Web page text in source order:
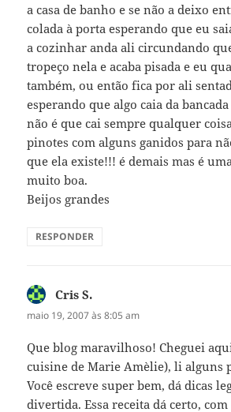
a casa de banho e se não a deixo
colada à porta esperando que eu
a cozinhar anda ali circundando
tropeço nela e acaba pisada e eu
também, ou então fica por ali
esperando que algo caia da
não é que cai sempre qualquer
pinotes com alguns ganidos para
que ela existe!!! é demais mas é
muito boa.
Beijos grandes
RESPONDER
Cris S.
maio 19, 2007 às 8:05 am
Que blog maravilhoso! Cheguei
cuisine de Marie Amèlie), li alguns
Você escreve super bem, dá dicas
divertida. Essa receita dá certo,